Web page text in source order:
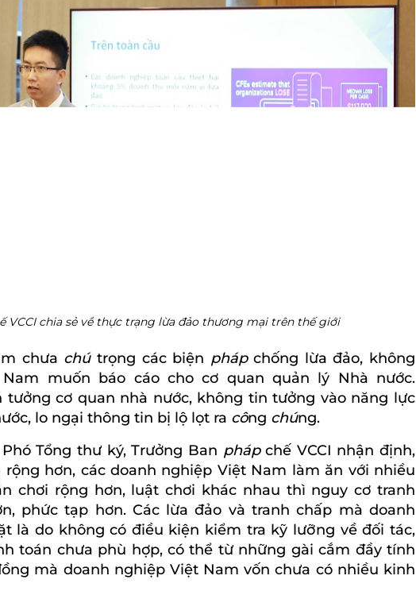
VCCI chia sẻ về thực trạng lừa đảo thương mại trên thế giới
chưa chútrọng các biện phápchống lừa đảo, không
muốn báo cáo cho cơ quan quản lý Nhà nước.
cơ quan nhà nước, không tin tưởng vào năng lực
lo ngại thông tin bị lộ lọt ra công chúng.
Tổng thư ký, Trưởng Ban phápchế VCCI nhận định,
hơn, các doanh nghiệp Việt Nam làm ăn với nhiều
chơi rộng hơn, luật chơi khác nhau thì nguy cơ tranh
phức tạp hơn. Các lừa đảo và tranh chấp mà doanh
là do không có điều kiện kiểm tra kỹ lưỡng về đối tác,
toán chưa phù hợp, có thể từ những gài cắm đầy tính
mà doanh nghiệp Việt Nam vốn chưa có nhiều kinh